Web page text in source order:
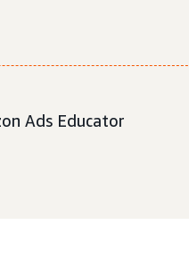
Ads Educator